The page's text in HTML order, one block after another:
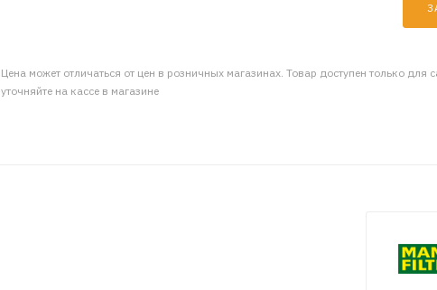
Цена может отличаться от цен в розничных магазинах. Товар доступен только
уточняйте на кассе в магазине